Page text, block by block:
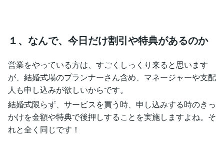
１、なんで、今日だけ割引や特典があるのか
営業をやっている方は、すごくしっくり来ると思います
が、結婚式場のプランナーさん含め、マネージャーや支配
人も申し込みが欲しいからです。
結婚式限らず、サービスを買う時、申し込みする時のきっ
かけを金額や特典で後押しすることを実施しますよね。そ
れと全く同じです！